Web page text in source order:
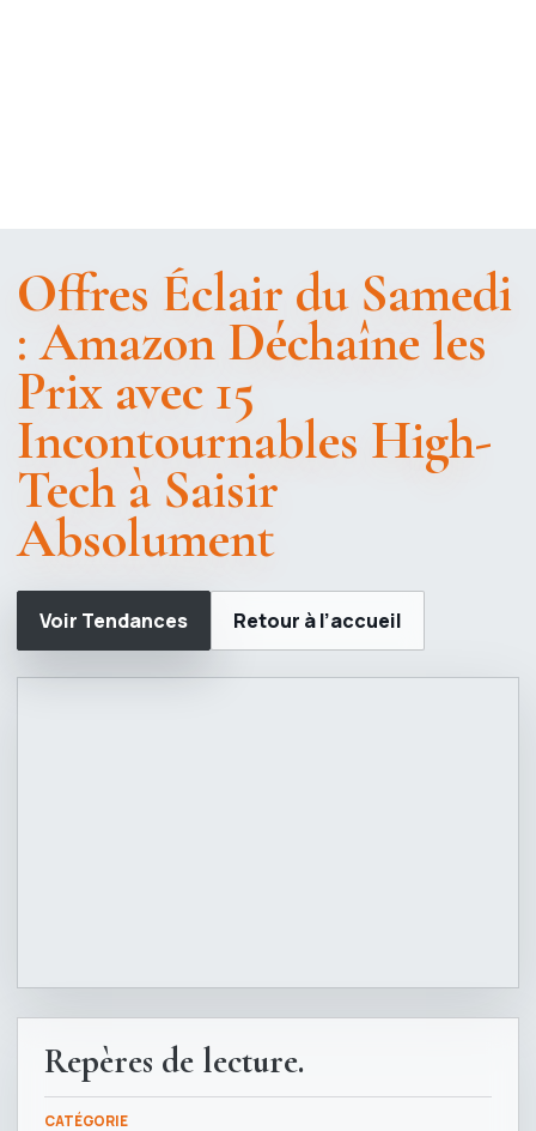
Offres Éclair du Samedi
: Amazon Déchaîne les
Prix avec 15
Incontournables High-
Tech à Saisir
Absolument
Voir Tendances Retour à l’accueil
Repères de lecture.
CATÉGORIE